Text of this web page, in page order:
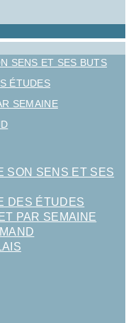
SENS ET SES BUTS
ÉTUDES
SEMAINE
SON SENS ET SES
DES ÉTUDES
PAR SEMAINE